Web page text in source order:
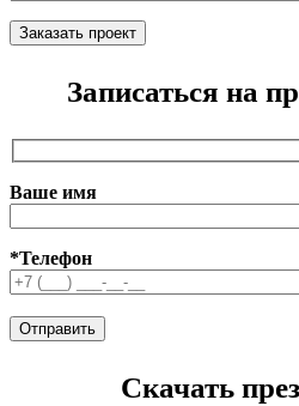
Записаться на
Ваше имя
*Телефон
Скачать